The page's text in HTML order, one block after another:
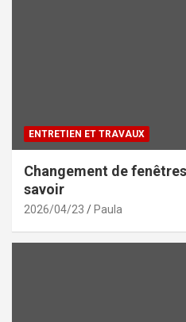
ENTRETIEN ET TRAVAUX
Changement de
savoir
2026/04/23 Paula